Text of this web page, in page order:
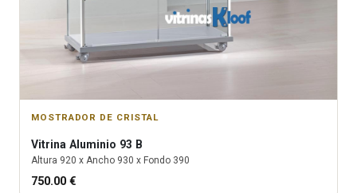
MOSTRADOR DE CRISTAL
Vitrina Aluminio 93 B
Altura 920 x Ancho 930 x Fondo 390
750.00 €